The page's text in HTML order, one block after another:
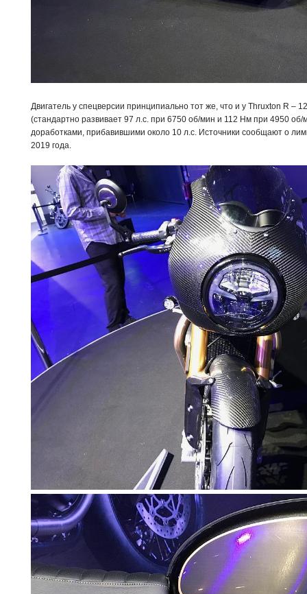
Двигатель у спецверсии принципиально тот же, что и у Thruxton R –
(стандартно развивает 97 л.с. при 6750 об/мин и 112 Нм при 4950
доработками, прибавившими около 10 л.с. Источники сообщают о
2019 года.